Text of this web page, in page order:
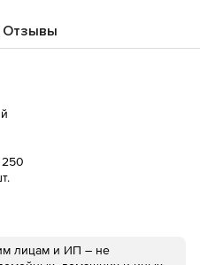
Отзывы
250
лицам и ИП – не